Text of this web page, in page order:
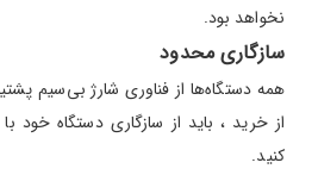
نخواهد بود.
سازگاری محدود
همه دستگاه‌ها از فناوری شارژ بی‌سیم
از خرید ، باید از سازگاری دستگاه خود
کنید.